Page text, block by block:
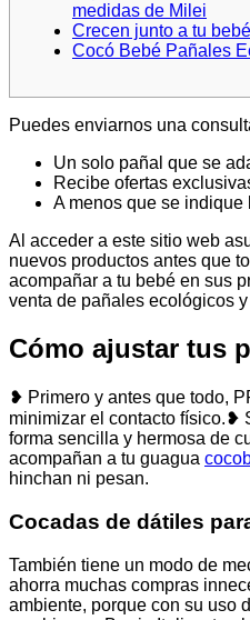
medidas de Milei
Crecen junto a tu bebé
Cocó Bebé Pañales
Puedes enviarnos una
Un solo pañal que se
Recibe ofertas
A menos que se
Al acceder a este sitio web
nuevos productos antes que
acompañar a tu bebé en sus
venta de pañales ecológicos
Cómo ajustar tus
❥ Primero y antes que todo,
minimizar el contacto físico.❥
forma sencilla y hermosa de
acompañan a tu guagua
hinchan ni pesan.
Cocadas de dátiles
También tiene un modo de
ahorra muchas compras
ambiente, porque con su uso